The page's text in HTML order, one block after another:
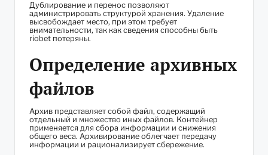
Дублирование и перенос позволяют
администрировать структурой хранения. Удаление
высвобождает место, при этом требует
внимательности, так как сведения способны быть
riobet потеряны.
Определение архивных
файлов
Архив представляет собой файл, содержащий
отдельный и множество иных файлов. Контейнер
применяется для сбора информации и снижения
общего веса. Архивирование облегчает передачу
информации и рационализирует сбережение.